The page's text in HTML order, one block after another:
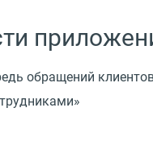
обращений